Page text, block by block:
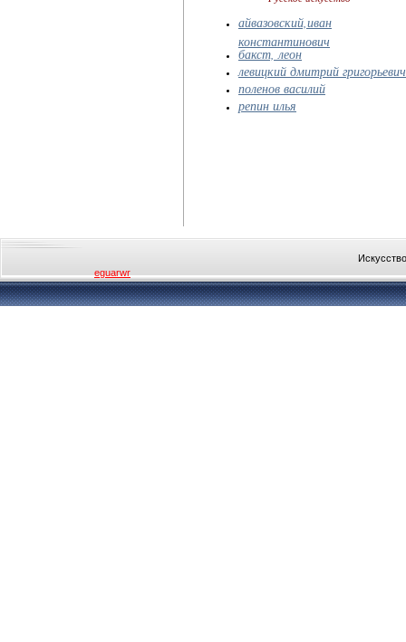
айвазовский,иван
константинович
бакст, леон
левицкий дмитрий григорьевич
поленов василий
репин илья
eguarwr